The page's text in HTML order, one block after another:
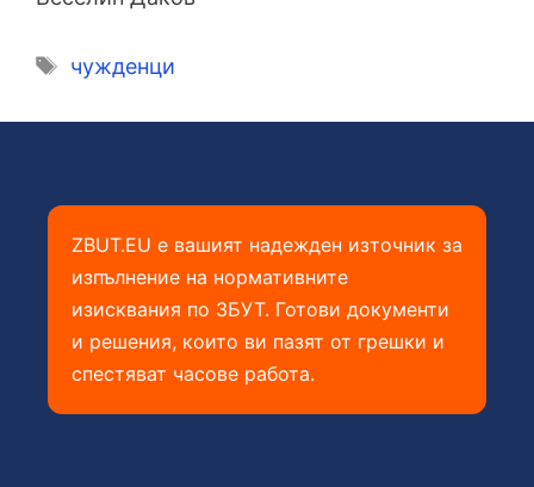
Етикети
чужденци
ZBUT.EU е вашият надежден източник за
изпълнение на нормативните
изисквания по ЗБУТ. Готови документи
и решения, които ви пазят от грешки и
спестяват часове работа.